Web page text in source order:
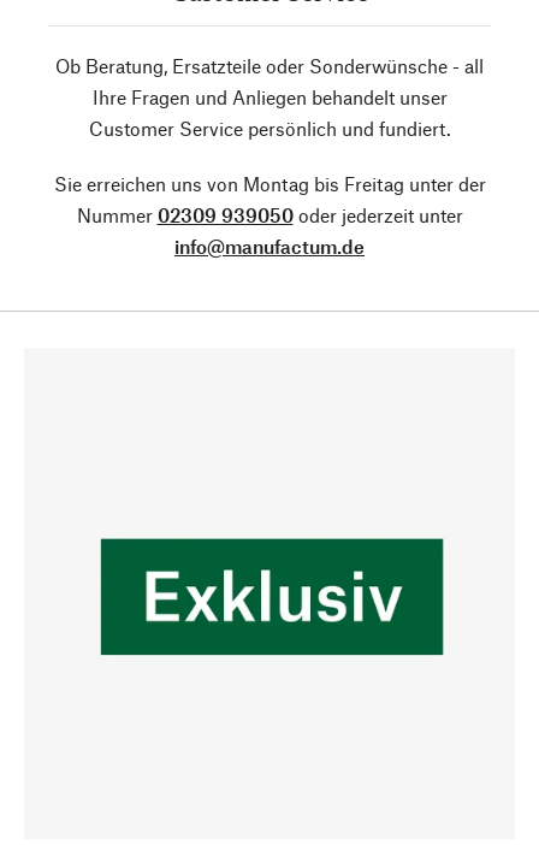
Ob Beratung, Ersatzteile oder Sonderwünsche - all
Ihre Fragen und Anliegen behandelt unser
Customer Service persönlich und fundiert.
Sie erreichen uns von Montag bis Freitag unter der
Nummer 02309 939050oder jederzeit unter
info@manufactum.de